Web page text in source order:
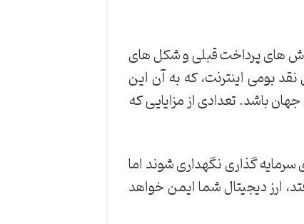
های پرداخت قبلی و شکل های
بومی اینترنت، که به آن این
باشد. تعدادی از مزایایی که
سرمایه گذاری نگهداری شوند اما
ارز دیجیتال شما ایمن خواهد